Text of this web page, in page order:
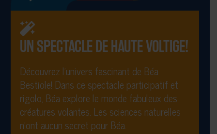
UN SPECTACLE DE HAUTE VOLTIGE!
Découvrez l’univers fascinant de Béa
Bestiole! Dans ce spectacle participatif et
rigolo, Béa explore le monde fabuleux des
créatures volantes. Les sciences naturelles
n’ont aucun secret pour Béa.